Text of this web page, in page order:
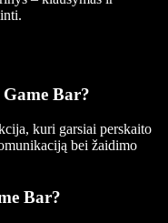
Bar?
kuri garsiai perskaito
bei žaidimo
Bar?